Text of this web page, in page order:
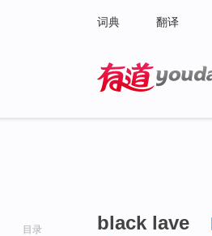
词典 翻译
目录 black lave